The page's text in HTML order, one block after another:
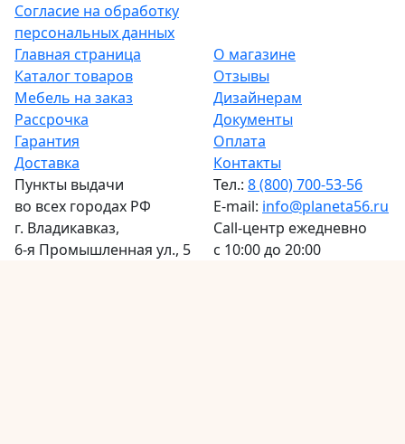
Согласие на обработку
персональных данных
Главная страница
Каталог товаров
Мебель на заказ
Рассрочка
Гарантия
О магазине
Отзывы
Дизайнерам
Документы
Оплата
Доставка
Пункты выдачи
во всех городах РФ
г. Владикавказ,
6-я Промышленная ул., 5
Контакты
Тел.: 8 (800) 700-53-56
E-mail: info@planeta56.ru
Call-центр ежедневно
с 10:00 до 20:00